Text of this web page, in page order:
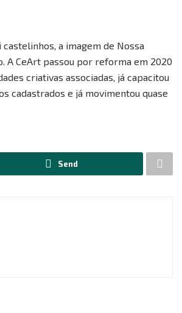
a imagem de Nossa
A CeArt passou por reforma em 2020
criativas associadas, já capacitou
cadastrados e já movimentou quase
Send